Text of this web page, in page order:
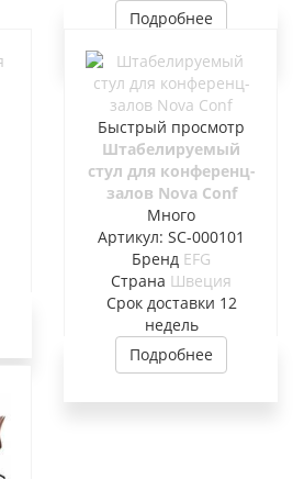
Подробнее
Быстрый просмотр
Штабелируемый
стул для конференц-
залов Nova Conf
Много
Артикул: SC-000101
Бренд EFG
Страна Швеция
Cрок доставки 12
недель
Подробнее